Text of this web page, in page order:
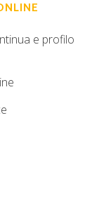
e profilo